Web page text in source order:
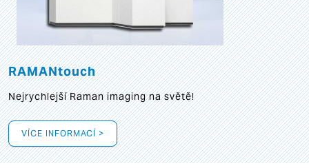
RAMANtouch
Nejrychlejší Raman imaging na světě!
VÍCE INFORMACÍ >